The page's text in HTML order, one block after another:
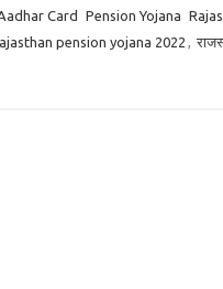
Card Pension Yojana
pension yojana 2022 ,